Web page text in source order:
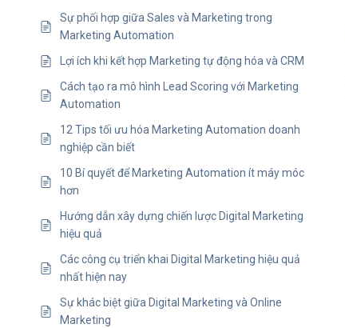
Sự phối hợp giữa Sales và Marketing trong
Marketing Automation
Lợi ích khi kết hợp Marketing tự động hóa và CRM
Cách tạo ra mô hình Lead Scoring với Marketing
Automation
12 Tips tối ưu hóa Marketing Automation doanh
nghiệp cần biết
10 Bí quyết để Marketing Automation ít máy móc
hơn
Hướng dẫn xây dựng chiến lược Digital Marketing
hiệu quả
Các công cụ triển khai Digital Marketing hiệu quả
nhất hiện nay
Sự khác biệt giữa Digital Marketing và Online
Marketing